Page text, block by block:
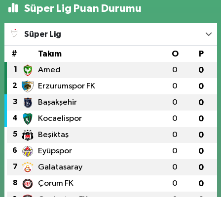
Süper Lig Puan Durumu
Süper Lig
# Takım O P
1 Amed 0 0
2 Erzurumspor FK 0 0
3 Başakşehir 0 0
4 Kocaelispor 0 0
5 Beşiktaş 0 0
6 Eyüpspor 0 0
7 Galatasaray 0 0
8 Çorum FK 0 0